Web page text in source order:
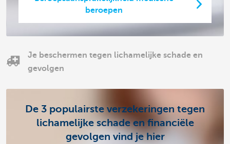
beroepen
Je beschermen tegen lichamelijke schade en
gevolgen
De 3 populairste verzekeringen tegen
lichamelijke schade en financiële
gevolgen vind je hier